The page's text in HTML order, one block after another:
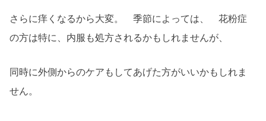
さらに痒くなるから大変。 季節によっては、 花粉症
の方は特に、内服も処方されるかもしれませんが、
同時に外側からのケアもしてあげた方がいいかもしれま
せん。